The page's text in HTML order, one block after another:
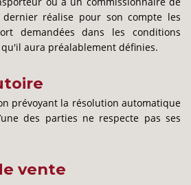
réalise pour son compte les
demandées dans les conditions
aura préalablement définies.
prévoyant la résolution automatique
des parties ne respecte pas ses
vente